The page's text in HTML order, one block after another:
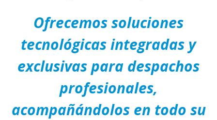
Ofrecemos soluciones
tecnológicas integradas y
exclusivas para despachos
profesionales,
acompañándolos en todo su